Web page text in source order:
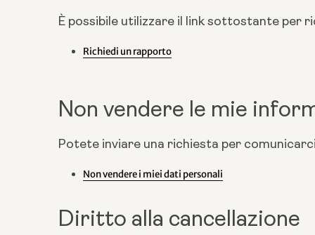
È possibile utilizzare il link sottostante per
Richiedi un rapporto
Non vendere le mie
Potete inviare una richiesta per
Non vendere i miei dati personali
Diritto alla cancellazione